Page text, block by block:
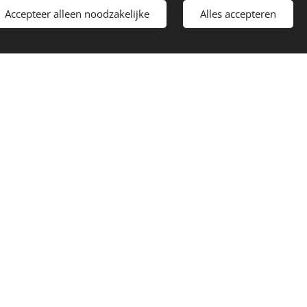
aansprakelijk voor
Accepteer alleen noodzakelijke Alles accepteren